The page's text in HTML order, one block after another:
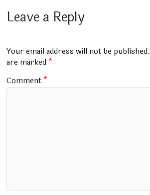
b
o
k
s
p
p
bl er
m
Leave a Reply
Your email address will not be published.
are marked *
Comment *